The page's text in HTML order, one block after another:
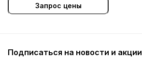
Запрос цены
Подписаться на новости и акции